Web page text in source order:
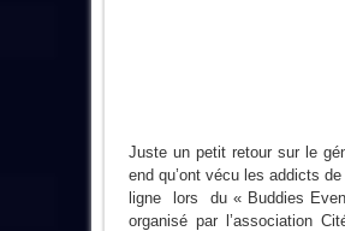
Juste un petit retour sur le
end qu’ont vécu les addicts
ligne lors du « Buddies
organisé par l’association